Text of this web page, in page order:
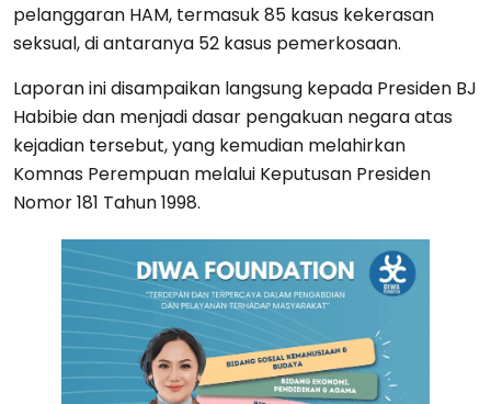
pelanggaran HAM, termasuk 85 kasus kekerasan
seksual, di antaranya 52 kasus pemerkosaan.
Laporan ini disampaikan langsung kepada Presiden BJ
Habibie dan menjadi dasar pengakuan negara atas
kejadian tersebut, yang kemudian melahirkan
Komnas Perempuan melalui Keputusan Presiden
Nomor 181 Tahun 1998.